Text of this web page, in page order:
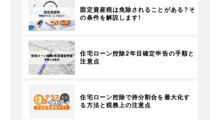
固定資産税は免除されることがある？そ
の条件を解説します！
住宅ローン控除2年目確定申告の手順と
注意点
住宅ローン控除で持分割合を最大化す
る方法と税務上の注意点